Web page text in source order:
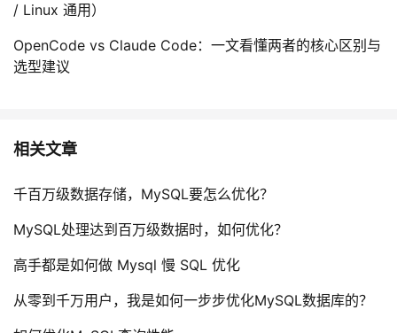
/ Linux 通用）
OpenCode vs Claude Code：一文看懂两者的核心区别与
选型建议
相关文章
千百万级数据存储，MySQL要怎么优化？
MySQL处理达到百万级数据时，如何优化？
高手都是如何做 Mysql 慢 SQL 优化
从零到千万用户，我是如何一步步优化MySQL数据库的？